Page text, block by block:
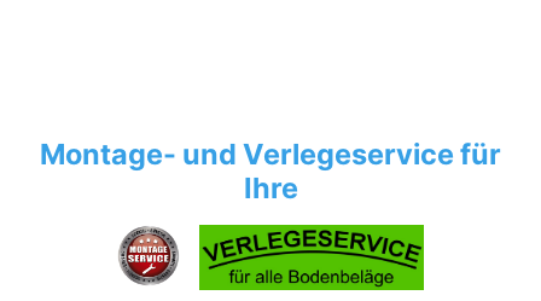
Montage- und Verlegeservice für
Ihre